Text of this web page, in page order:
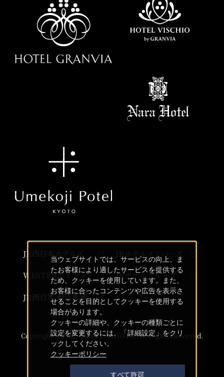
JR西日本ホテルズ
JRホテルメンバーズ
WESTERポイント
JRホテルグループ
JR西日本 創造事業
Copyright HOTEL GRANVIA KYOTO, All Rights Reserved.
当ウェブサイトでは、サービスの向上、ま
たお客様により適したサービスを提供する
ため、クッキーを使用しています。また、
お客様に合ったコンテンツや広告を表示さ
せることを目的としてクッキーを使用する
場合があります。
クッキーの詳細や、クッキーの種類ごとに
設定を変更するには、「詳細設定」をクリ
ックしてください。
クッキーポリシー
すべて許可